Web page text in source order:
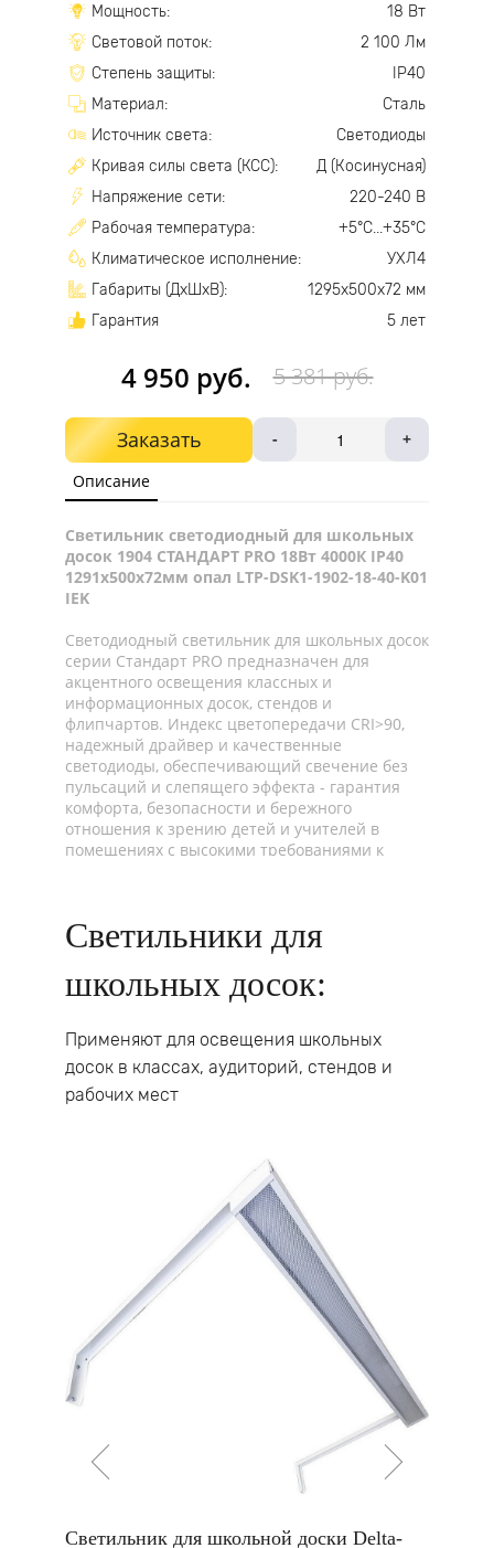
4 950 руб. 5 381 руб.
Заказать - +
Мощность:
18 Вт
Световой поток:
2 100 Лм
Степень защиты:
IP40
Материал:
Сталь
Источник света:
Светодиоды
Кривая силы света (КСС):
Д (Косинусная)
Напряжение сети:
220-240 В
Рабочая температура:
+5°С...+35°С
Климатическое исполнение:
УХЛ4
Габариты (ДхШхВ):
1295х500х72 мм
Гарантия
5 лет
Описание
Светильник светодиодный для школьных
досок 1904 СТАНДАРТ PRO 18Вт 4000К IP40
1291х500х72мм опал LTP-DSK1-1902-18-40-K01
IEK
Светодиодный светильник для школьных досок
серии Стандарт PRO предназначен для
акцентного освещения классных и
информационных досок, стендов и
флипчартов. Индекс цветопередачи CRI>90,
надежный драйвер и качественные
светодиоды, обеспечивающий свечение без
пульсаций и слепящего эффекта - гарантия
комфорта, безопасности и бережного
отношения к зрению детей и учителей в
помещениях с высокими требованиями к
Светильники для
школьных досок:
Применяют для освещения школьных
досок в классах, аудиторий, стендов и
рабочих мест
Светильник для школьной доски Delta-